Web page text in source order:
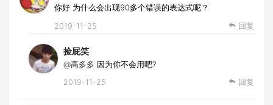
你好 为什么会出现90多个错误的表达式呢？
2019-11-25 回复
捡屁笑
@高多多 因为你不会用吧?
2019-11-25 回复